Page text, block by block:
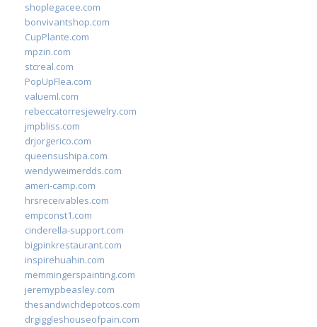
shoplegacee.com
bonvivantshop.com
CupPlante.com
mpzin.com
stcreal.com
PopUpFlea.com
valueml.com
rebeccatorresjewelry.com
jmpbliss.com
drjorgerico.com
queensushipa.com
wendyweimerdds.com
ameri-camp.com
hrsreceivables.com
empconst1.com
cinderella-support.com
bigpinkrestaurant.com
inspirehuahin.com
memmingerspainting.com
jeremypbeasley.com
thesandwichdepotcos.com
drgiggleshouseofpain.com